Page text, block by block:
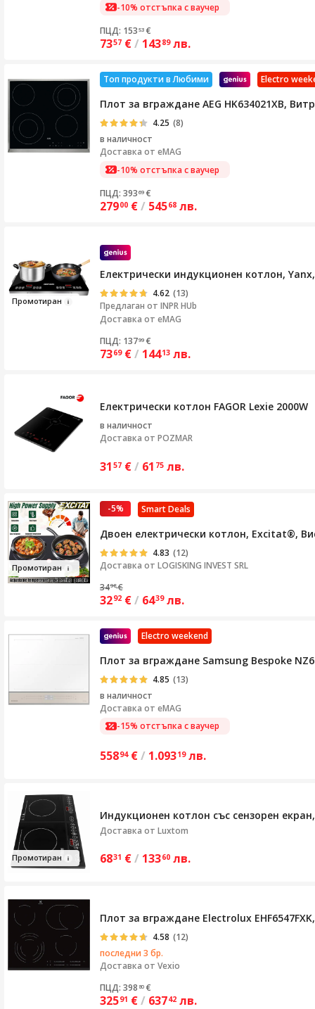
-10% отстъпка с ваучер
ПЦД: 153 53 €
7357 €/ 14389 лв.
Electro
Топ продукти в Любими
Плот за вграждане AEG HK634021XB,
4.25 (8)
в наличност
Доставка от eMAG
-10% отстъпка с ваучер
ПЦД: 393 69 €
27900 €/ 54568 лв.
Промотиран
Електрически индукционен котлон,
4.62 (13)
Предлаган от INPR HUb
Доставка от eMAG
ПЦД: 13799 €
7369 €/ 14413 лв.
Електрически котлон FAGOR Lexie 2000W
в наличност
Доставка от POZMAR
31 57 €/ 61 75 лв.
Промотиран
Smart Deals
-5%
Двоен електрически котлон, Excitat®,
4.83 (12)
Доставка от LOGISKING INVEST SRL
3498 €
3292 €/ 6439 лв.
Electro weekend
Плот за вграждане Samsung Bespoke
4.85 (13)
в наличност
Доставка от eMAG
-15% отстъпка с ваучер
55894 €/ 1.09319 лв.
Промотиран
Индукционен котлон със сензорен
Доставка от Luxtom
6831 €/ 13360 лв.
Плот за вграждане Electrolux
4.58 (12)
последни 3 бр.
Доставка от Vexio
ПЦД: 398 80 €
32591 €/ 63742 лв.